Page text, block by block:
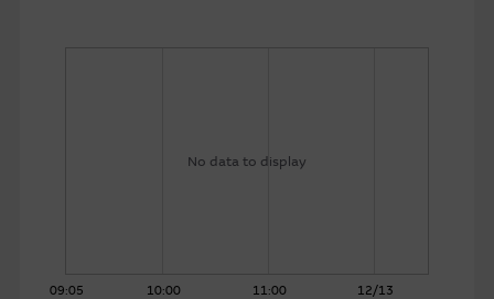
No data to display
09:05 10:00 11:00 12/13